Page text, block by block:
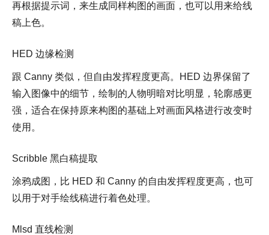
再根据提示词，来生成同样构图的画面，也可以用来给线
稿上色。
HED 边缘检测
跟 Canny 类似，但自由发挥程度更高。HED 边界保留了
输入图像中的细节，绘制的人物明暗对比明显，轮廓感更
强，适合在保持原来构图的基础上对画面风格进行改变时
使用。
Scribble 黑白稿提取
涂鸦成图，比 HED 和 Canny 的自由发挥程度更高，也可
以用于对手绘线稿进行着色处理。
Mlsd 直线检测